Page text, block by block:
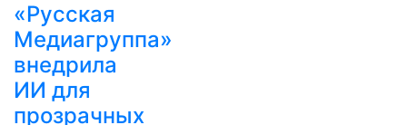
«Русская
Медиагруппа»
внедрила
ИИ для
прозрачных